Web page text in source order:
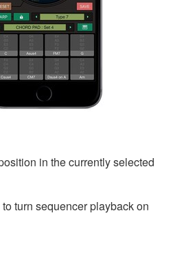
in the currently selected
turn sequencer playback on